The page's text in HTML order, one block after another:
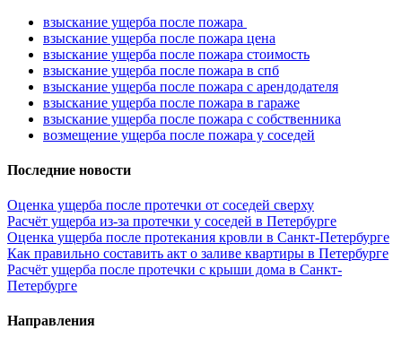
взыскание ущерба после пожара
взыскание ущерба после пожара цена
взыскание ущерба после пожара стоимость
взыскание ущерба после пожара в спб
взыскание ущерба после пожара с арендодателя
взыскание ущерба после пожара в гараже
взыскание ущерба после пожара с собственника
возмещение ущерба после пожара у соседей
Последние новости
Оценка ущерба после протечки от соседей сверху
Расчёт ущерба из-за протечки у соседей в Петербурге
Оценка ущерба после протекания кровли в Санкт-Петербурге
Как правильно составить акт о заливе квартиры в Петербурге
Расчёт ущерба после протечки с крыши дома в Санкт-
Петербурге
Направления